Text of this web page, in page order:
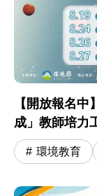
【開放報名
環境教育